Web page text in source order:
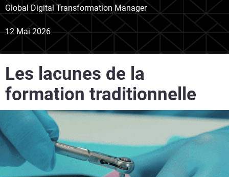
Global Digital Transformation Manager
12 Mai 2026
Les lacunes de la
formation traditionnelle